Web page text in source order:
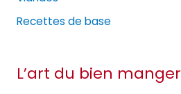
Recettes de base
L’art du bien manger